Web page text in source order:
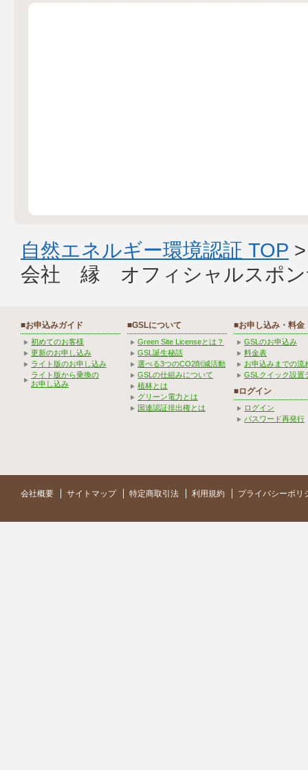
自然エネルギー環境認証 TOP
会社 縁 オフィシャルスポン
■お申込みガイド
初めてのお客様
更新のお申し込み
ライト版のお申し込み
ライト版から乗換の
お申し込み
■GSLについて
Green Site Licenseとは？
GSL誕生秘話
選べる3つのCO2削減活動
GSLの仕組みについて
植林とは
グリーン電力とは
国連認証排出権とは
■お申し込み・料金
GSLのお申込み
料金表
お申込みまでの流
GSLクイック設置
■ログイン
ログイン
パスワード再発行
会社概要 サイトマップ 特定商取引法 利用規約 プライバシーポリ